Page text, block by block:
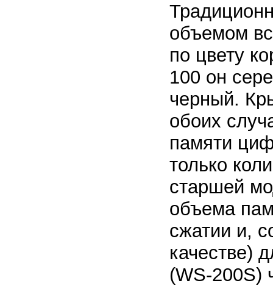
объемом
по цвету
100 он
черный.
обоих
памяти
только
старшей
объема
сжатии и,
качестве)
(WS-200S)